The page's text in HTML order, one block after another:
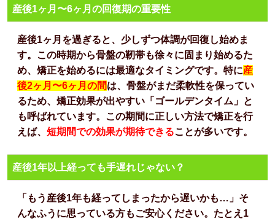
産後1ヶ月〜6ヶ月の回復期の重要性
産後1ヶ月を過ぎると、少しずつ体調が回復し始めま
す。この時期から骨盤の靭帯も徐々に固まり始めるた
め、矯正を始めるには最適なタイミングです。特に産
後2ヶ月〜6ヶ月の間は、骨盤がまだ柔軟性を保ってい
るため、矯正効果が出やすい「ゴールデンタイム」と
も呼ばれています。この期間に正しい方法で矯正を行
えば、 短期間での効果が期待できることが多いです。
産後1年以上経っても手遅れじゃない？
「もう産後1年も経ってしまったから遅いかも…」そ
んなふうに思っている方もご安心ください。たとえ1